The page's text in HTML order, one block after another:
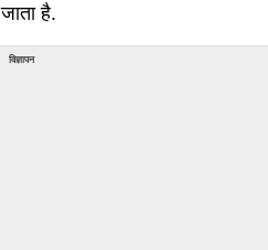
है.
विज्ञापन